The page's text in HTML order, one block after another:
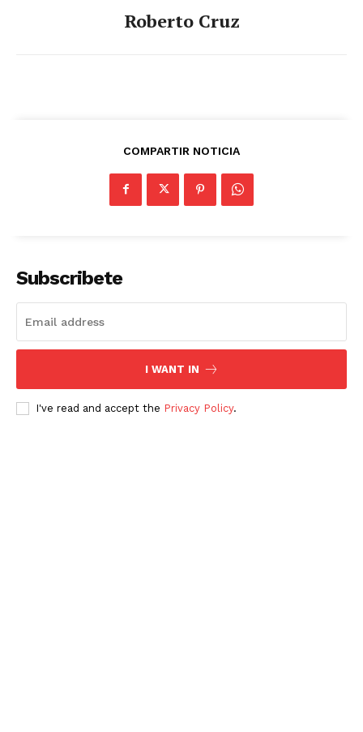
Roberto Cruz
COMPARTIR NOTICIA
Subscribete
I WANT IN
I've read and accept the Privacy Policy.